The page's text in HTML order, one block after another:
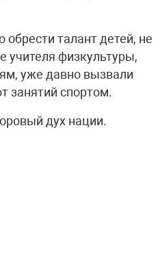
талант детей, не
учителя физкультуры,
уже давно вызвали
занятий спортом.
дух нации.